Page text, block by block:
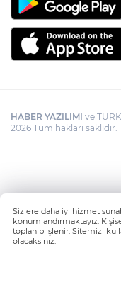
HABER YAZILIMI ve
2026 Tüm hakları saklıdır.
Sizlere daha iyi hizmet
konumlandırmaktayız.
toplanıp işlenir. Sitemizi
olacaksınız.